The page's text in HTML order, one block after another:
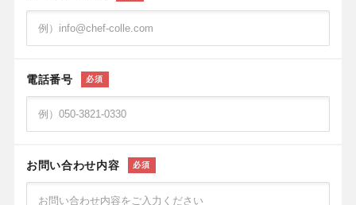
電話番号 必須
お問い合わせ内容 必須